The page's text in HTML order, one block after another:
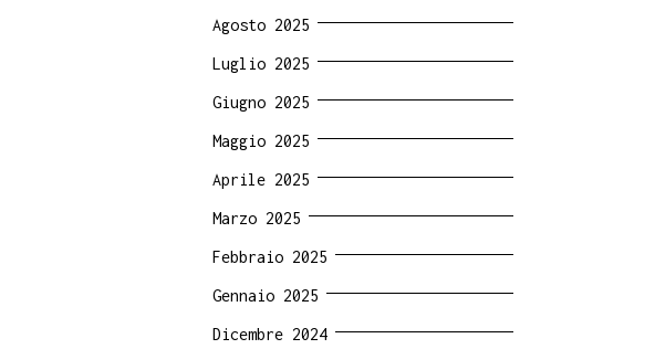
Agosto 2025
Luglio 2025
Giugno 2025
Maggio 2025
Aprile 2025
Marzo 2025
Febbraio 2025
Gennaio 2025
Dicembre 2024